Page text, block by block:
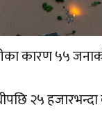
कारण ५५
२५